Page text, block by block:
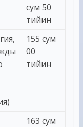
сум 50
тийин
155 сум
00
тийин
163 сум